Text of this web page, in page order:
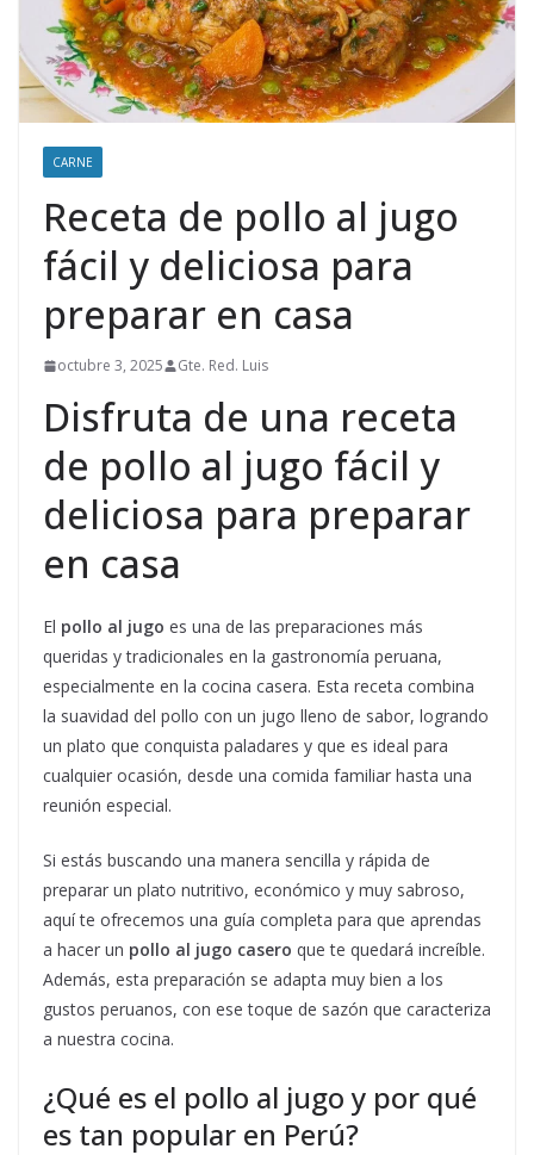
CARNE
Receta de pollo al jugo
fácil y deliciosa para
preparar en casa
octubre 3, 2025 Gte. Red. Luis
Disfruta de una receta
de pollo al jugo fácil y
deliciosa para preparar
en casa
El pollo al jugo es una de las preparaciones más
queridas y tradicionales en la gastronomía peruana,
especialmente en la cocina casera. Esta receta combina
la suavidad del pollo con un jugo lleno de sabor, logrando
un plato que conquista paladares y que es ideal para
cualquier ocasión, desde una comida familiar hasta una
reunión especial.
Si estás buscando una manera sencilla y rápida de
preparar un plato nutritivo, económico y muy sabroso,
aquí te ofrecemos una guía completa para que aprendas
a hacer un pollo al jugo casero que te quedará increíble.
Además, esta preparación se adapta muy bien a los
gustos peruanos, con ese toque de sazón que caracteriza
a nuestra cocina.
¿Qué es el pollo al jugo y por qué
es tan popular en Perú?